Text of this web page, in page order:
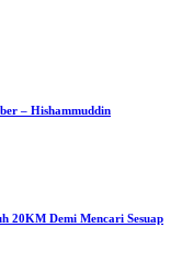
– Hishammuddin
20KM Demi Mencari Sesuap